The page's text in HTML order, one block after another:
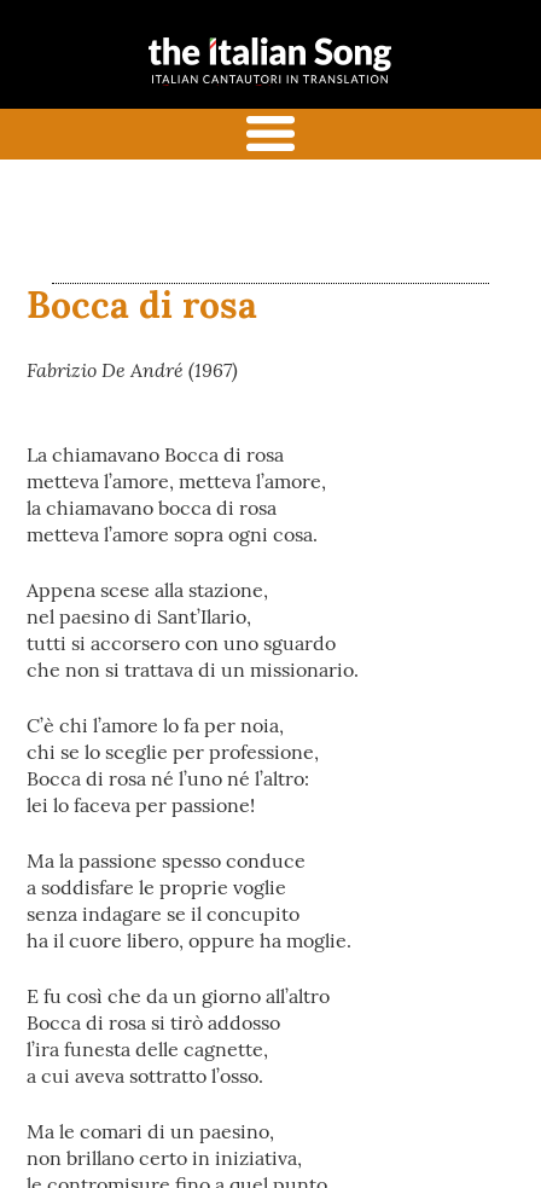
the italian
commentate in inglese
Bocca di rosa
Fabrizio De André (1967)
La chiamavano Bocca di rosa
metteva l’amore, metteva l’amore,
la chiamavano bocca di rosa
metteva l’amore sopra ogni cosa.
Appena scese alla stazione,
nel paesino di Sant’Ilario,
tutti si accorsero con uno sguardo
che non si trattava di un missionario.
C’è chi l’amore lo fa per noia,
chi se lo sceglie per professione,
Bocca di rosa né l’uno né l’altro:
lei lo faceva per passione!
Ma la passione spesso conduce
a soddisfare le proprie voglie
senza indagare se il concupito
ha il cuore libero, oppure ha moglie.
E fu così che da un giorno all’altro
Bocca di rosa si tirò addosso
l’ira funesta delle cagnette,
a cui aveva sottratto l’osso.
Ma le comari di un paesino,
non brillano certo in iniziativa,